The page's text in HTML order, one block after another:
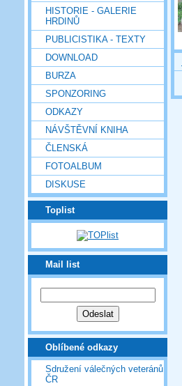
HISTORIE - GALERIE
HRDINŮ
PUBLICISTIKA - TEXTY
DOWNLOAD
BURZA
SPONZORING
ODKAZY
NÁVŠTĚVNÍ KNIHA
ČLENSKÁ
FOTOALBUM
DISKUSE
Toplist
Mail list
Oblíbené odkazy
Sdružení válečných veteránů
ČR